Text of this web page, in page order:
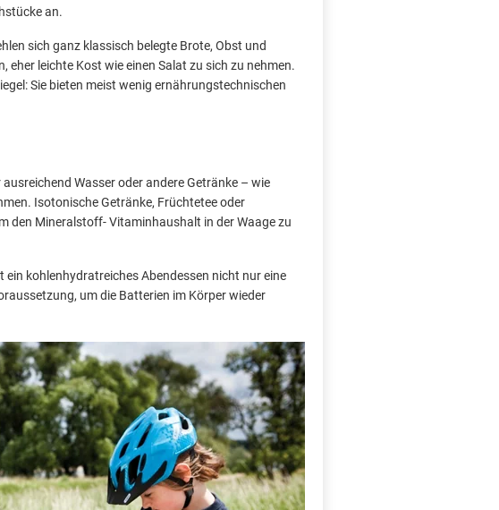
an.
sich ganz klassisch belegte Brote, Obst und
leichte Kost wie einen Salat zu sich zu nehmen.
Sie bieten meist wenig ernährungstechnischen
Wasser oder andere Getränke – wie
Isotonische Getränke, Früchtetee oder
den Mineralstoff- Vitaminhaushalt in der Waage zu
kohlenhydratreiches Abendessen nicht nur eine
um die Batterien im Körper wieder